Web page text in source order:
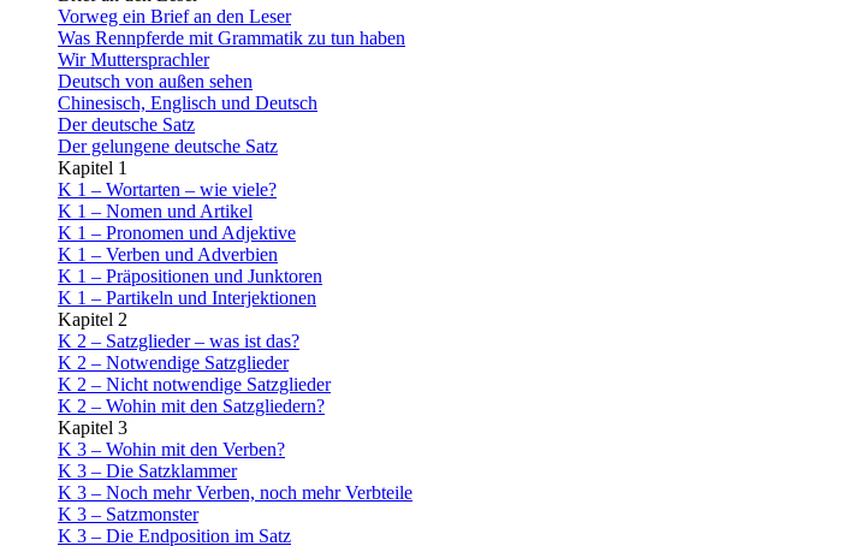
Vorweg ein Brief an den Leser
Was Rennpferde mit Grammatik zu tun haben
Wir Muttersprachler
Deutsch von außen sehen
Chinesisch, Englisch und Deutsch
Der deutsche Satz
Der gelungene deutsche Satz
Kapitel 1
K 1 – Wortarten – wie viele?
K 1 – Nomen und Artikel
K 1 – Pronomen und Adjektive
K 1 – Verben und Adverbien
K 1 – Präpositionen und Junktoren
K 1 – Partikeln und Interjektionen
Kapitel 2
K 2 – Satzglieder – was ist das?
K 2 – Notwendige Satzglieder
K 2 – Nicht notwendige Satzglieder
K 2 – Wohin mit den Satzgliedern?
Kapitel 3
K 3 – Wohin mit den Verben?
K 3 – Die Satzklammer
K 3 – Noch mehr Verben, noch mehr Verbteile
K 3 – Satzmonster
K 3 – Die Endposition im Satz